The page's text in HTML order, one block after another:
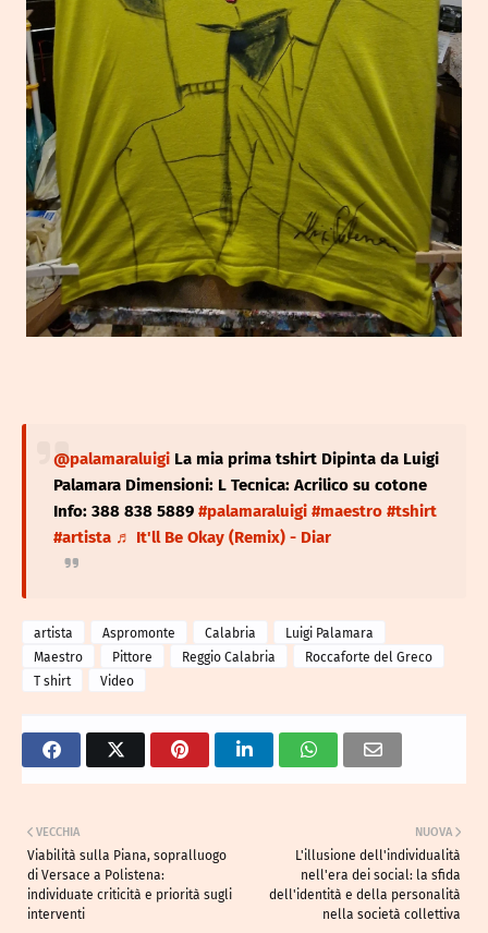
@palamaraluigi La mia prima tshirt Dipinta da Luigi
Palamara Dimensioni: L Tecnica: Acrilico su cotone
Info: 388 838 5889 #palamaraluigi #maestro #tshirt
#artista ♬ It'll Be Okay (Remix) - Diar
artista Aspromonte Calabria
Luigi Palamara
Maestro
Pittore Reggio Calabria
Roccaforte del Greco
T shirt
Video
NUOVA
L'illusione dell'individualità
nell'era dei social: la sfida
dell'identità e della personalità
nella società collettiva
VECCHIA
Viabilità sulla Piana, sopralluogo
di Versace a Polistena:
individuate criticità e priorità sugli
interventi